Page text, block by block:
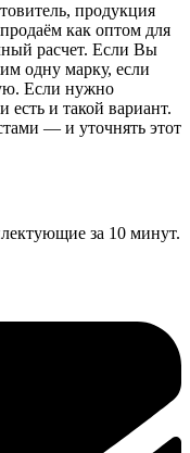
продукция
как оптом для
расчет. Если Вы
одну марку, если
Если нужно
и такой вариант.
— и уточнять этот
за 10 минут.